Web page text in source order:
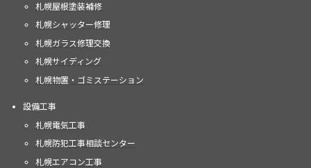
札幌屋根塗装補修
札幌シャッター修理
札幌ガラス修理交換
札幌サイディング
札幌物置・ゴミステーション
設備工事
札幌電気工事
札幌防犯工事相談センター
札幌エアコン工事